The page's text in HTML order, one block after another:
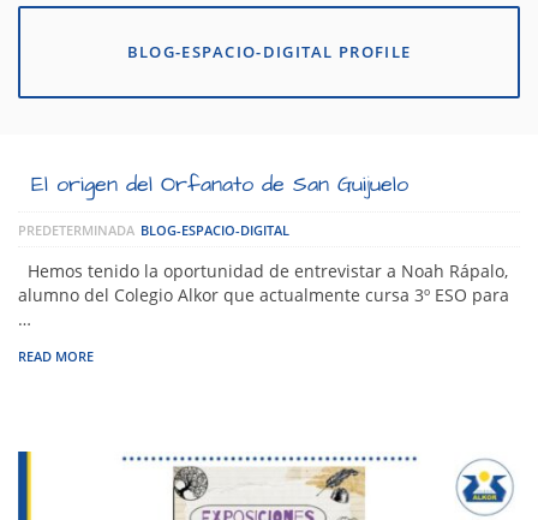
BLOG-ESPACIO-DIGITAL PROFILE
El origen del Orfanato de San Guijuelo
PREDETERMINADA BLOG-ESPACIO-DIGITAL
Hemos tenido la oportunidad de entrevistar a Noah Rápalo,
alumno del Colegio Alkor que actualmente cursa 3º ESO para
…
READ MORE